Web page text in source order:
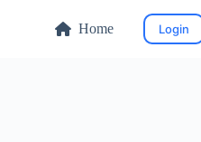
Home Login